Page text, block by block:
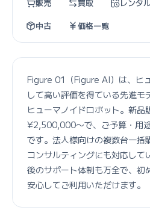
販売 買取 レンタ
中古
価格一覧
Figure 01（Figure AI）は、ヒ
して高い評価を得ている先進
ヒューマノイドロボット。新品
¥2,500,000〜で、ご予算・用
です。法人様向けの複数台一括
コンサルティングにも対応して
後のサポート体制も万全で、初
安心してご利用いただけます。